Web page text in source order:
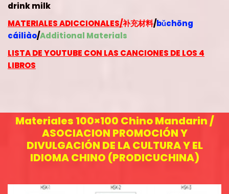
drink milk
MATERIALES ADICCIONALES/补充材料/bǔchōng
cáiliào/Additional Materials
LISTA DE YOUTUBE CON LAS CANCIONES DE LOS 4
LIBROS
Materiales 100×100 Chino Mandarin /
ASOCIACION PROMOCIÓN Y
DIVULGACIÓN DE LA CULTURA Y EL
IDIOMA CHINO (PRODICUCHINA)